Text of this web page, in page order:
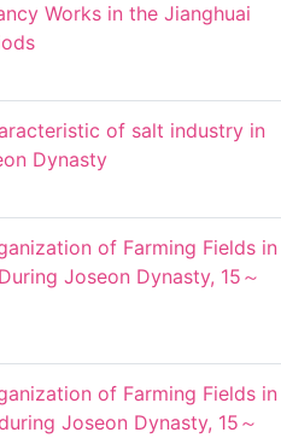
Works in the Jianghuai
of salt industry in
Dynasty
of Farming Fields in
Joseon Dynasty, 15～
of Farming Fields in
Joseon Dynasty, 15～